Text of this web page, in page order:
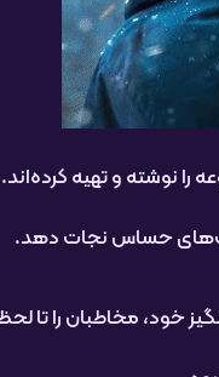
را نوشته و تهیه
حساس نجات دهد.
خود، مخاطبان را تا